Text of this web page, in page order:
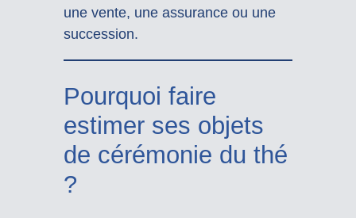
une vente, une assurance ou une
succession.
Pourquoi faire
estimer ses objets
de cérémonie du thé
?